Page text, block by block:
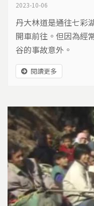
2023-10-06
丹大林道是通往七彩
開車前往。但因為經
谷的事故意外。
閱讀更多